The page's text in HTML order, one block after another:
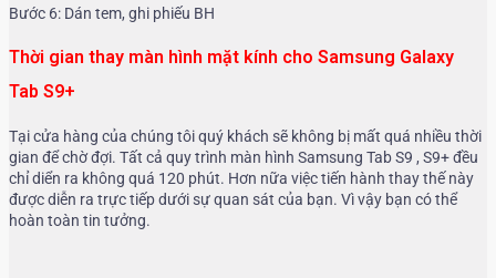
Bước 6: Dán tem, ghi phiếu BH
Thời gian thay màn hình mặt kính cho Samsung Galaxy
Tab S9+
Tại cửa hàng của chúng tôi quý khách sẽ không bị mất quá nhiều thời
gian để chờ đợi. Tất cả quy trình màn hình Samsung Tab S9 , S9+ đều
chỉ diển ra không quá 120 phút. Hơn nữa việc tiến hành thay thế này
được diễn ra trực tiếp dưới sự quan sát của bạn. Vì vậy bạn có thể
hoàn toàn tin tưởng.